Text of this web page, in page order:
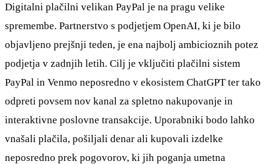
Digitalni plačilni velikan PayPal je na pragu velike
spremembe. Partnerstvo s podjetjem OpenAI, ki je bilo
objavljeno prejšnji teden, je ena najbolj ambicioznih potez
podjetja v zadnjih letih. Cilj je vključiti plačilni sistem
PayPal in Venmo neposredno v ekosistem ChatGPT ter tako
odpreti povsem nov kanal za spletno nakupovanje in
interaktivne poslovne transakcije. Uporabniki bodo lahko
vnašali plačila, pošiljali denar ali kupovali izdelke
neposredno prek pogovorov, ki jih poganja umetna